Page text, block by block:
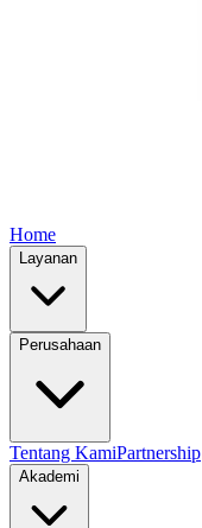
Home
Layanan
Perusahaan
Tentang KamiPartnership
Akademi